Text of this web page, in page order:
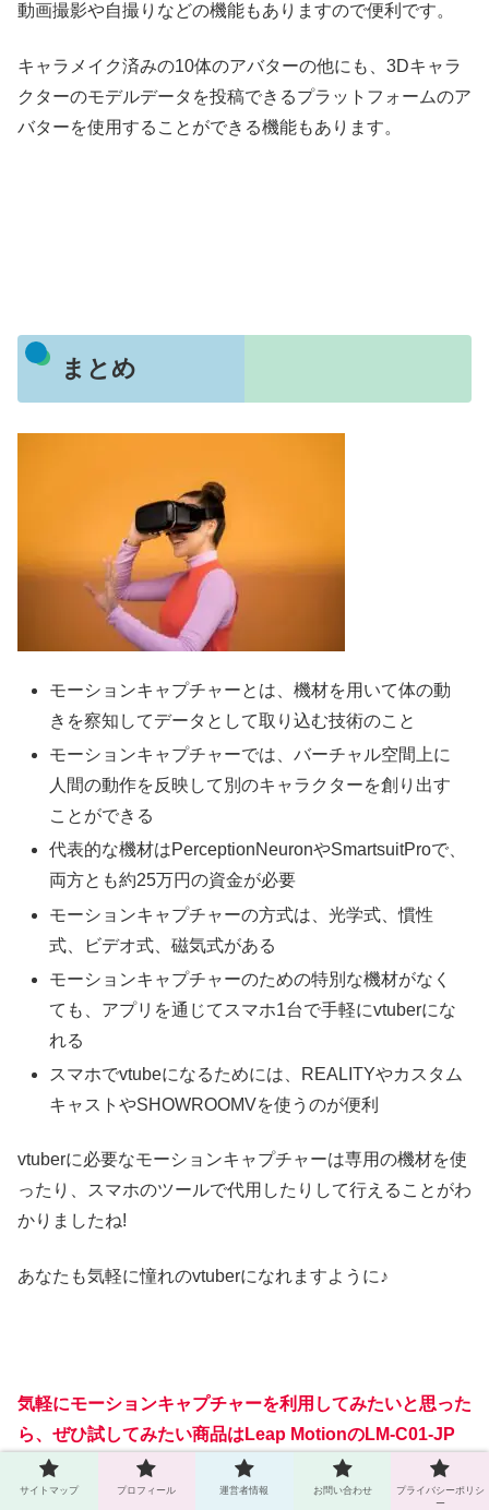
動画撮影や自撮りなどの機能もありますので便利です。
キャラメイク済みの10体のアバターの他にも、3Dキャラ
クターのモデルデータを投稿できるプラットフォームのア
バターを使用することができる機能もあります。
まとめ
モーションキャプチャーとは、機材を用いて体の動
きを察知してデータとして取り込む技術のこと
モーションキャプチャーでは、バーチャル空間上に
人間の動作を反映して別のキャラクターを創り出す
ことができる
代表的な機材はPerceptionNeuronやSmartsuitProで、
両方とも約25万円の資金が必要
モーションキャプチャーの方式は、光学式、慣性
式、ビデオ式、磁気式がある
モーションキャプチャーのための特別な機材がなく
ても、アプリを通じてスマホ1台で手軽にvtuberにな
れる
スマホでvtubeになるためには、REALITYやカスタム
キャストやSHOWROOMVを使うのが便利
vtuberに必要なモーションキャプチャーは専用の機材を使
ったり、スマホのツールで代用したりして行えることがわ
かりましたね!
あなたも気軽に憧れのvtuberになれますように♪
気軽にモーションキャプチャーを利用してみたいと思った
ら、ぜひ試してみたい商品はLeap Motionの‎LM-C01-JP
です。
サイトマップ プロフィール 運営者情報 お問い合わせ
プライバシーポリシ
ー